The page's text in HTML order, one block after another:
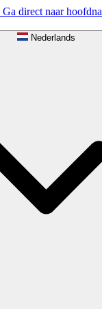
Ga direct naar
Nederlands